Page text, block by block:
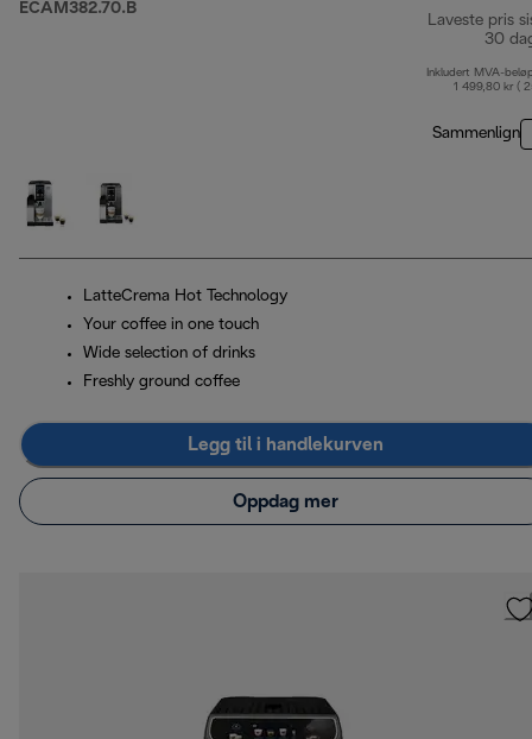
ECAM382.70.B
Laveste pris
30
Inkludert MVA-
1 499,80 kr (
Sammenlign
LatteCrema Hot Technology
Your coffee in one touch
Wide selection of drinks
Freshly ground coffee
Legg til i handlekurven
Oppdag mer